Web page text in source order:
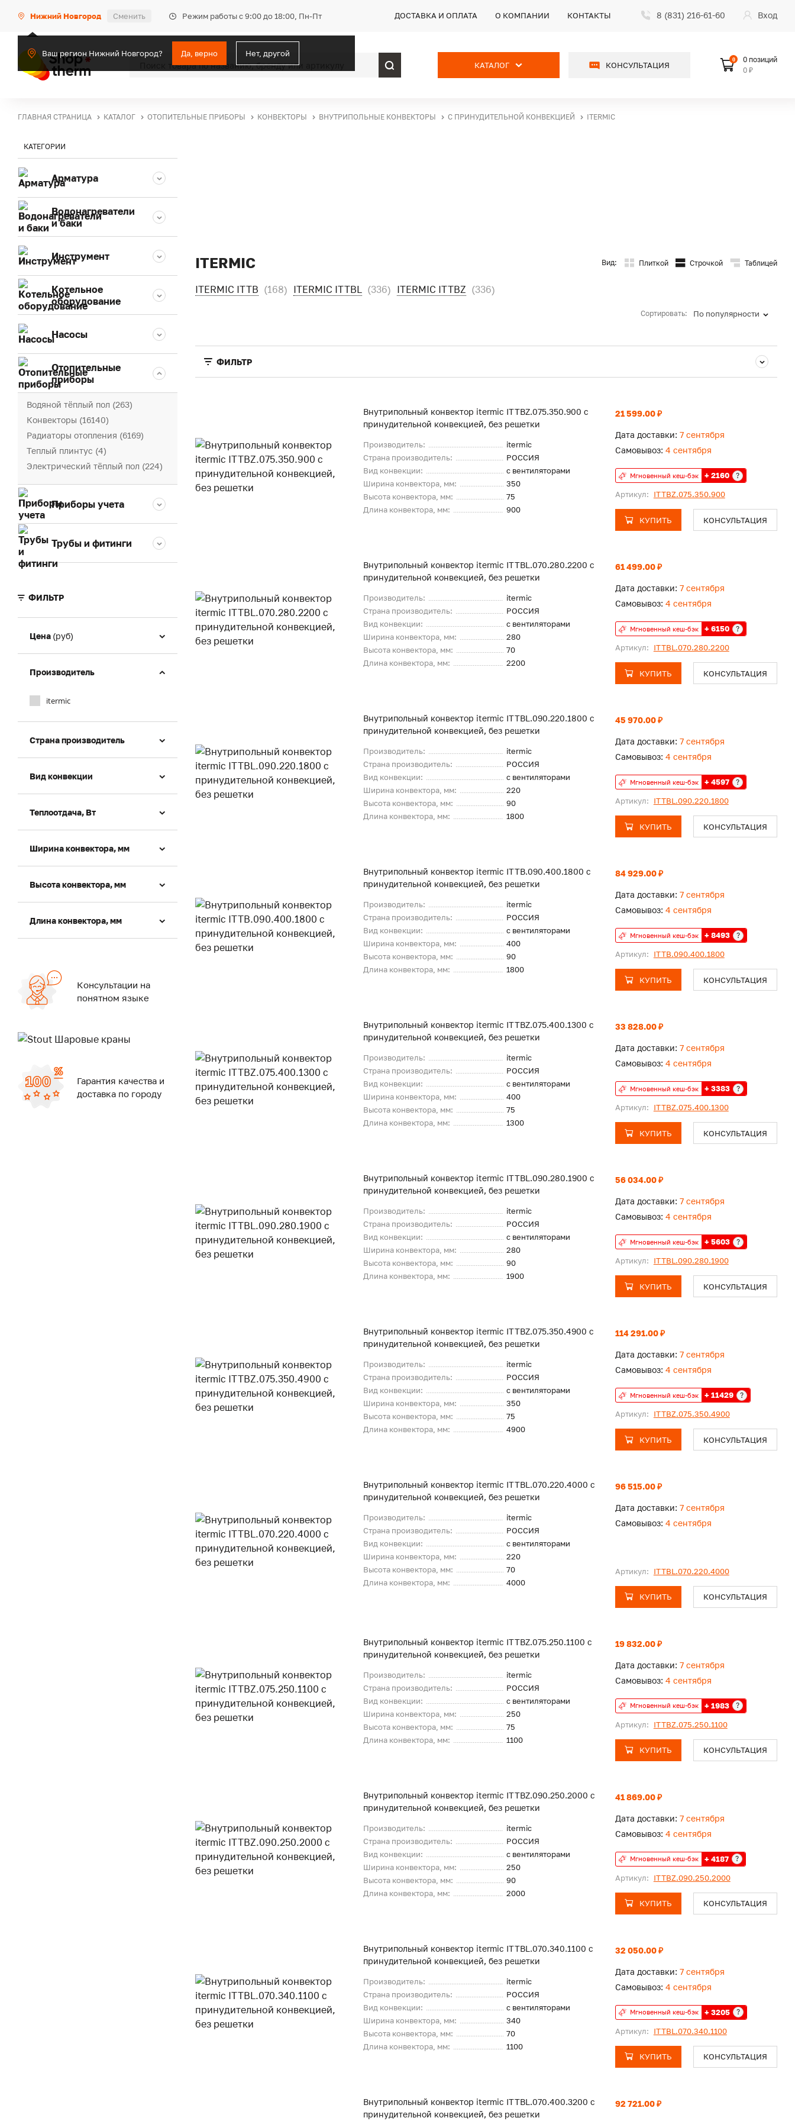
Нижний Новгород Сменить Режим работы с 9:00 до 18:00, Пн-Пт
Ваш регион Нижний Новгород? Да, верно Нет, другой
ДОСТАВКА И ОПЛАТА О КОМПАНИИ КОНТАКТЫ 8 (831) 216-61-60 Вход
КАТАЛОГ КОНСУЛЬТАЦИЯ
0
0 позиций
0 ₽
ГЛАВНАЯ СТРАНИЦА КАТАЛОГ ОТОПИТЕЛЬНЫЕ ПРИБОРЫ КОНВЕКТОРЫ ВНУТРИПОЛЬНЫЕ КОНВЕКТОРЫ С ПРИНУДИТЕЛЬНОЙ КОНВЕКЦИЕЙ ITERMIC
КАТЕГОРИИ
Арматура
Водонагреватели
и баки
Инструмент
Котельное
оборудование
Насосы
Отопительные
приборы
Водяной тёплый пол (263)
Конвекторы (16140)
Радиаторы отопления (6169)
Теплый плинтус (4)
Электрический тёплый пол (224)
Приборы учета
Трубы и фитинги
ФИЛЬТР
Цена (руб)
Производитель
itermic
Страна производитель
Вид конвекции
Теплоотдача, Вт
Ширина конвектора, мм
Высота конвектора, мм
Длина конвектора, мм
Консультации на
понятном языке
Гарантия качества и
доставка по городу
ITERMIC Вид: Плиткой Строчкой Таблицей
ITERMIC ITTB (168) ITERMIC ITTBL (336) ITERMIC ITTBZ (336)
Сортировать: По популярности
ФИЛЬТР
Внутрипольный конвектор itermic ITTBZ.075.350.900 с
принудительной конвекцией, без решетки
Производитель:
itermic
Страна производитель:
РОССИЯ
Вид конвекции:
с вентиляторами
Ширина конвектора, мм:
350
Высота конвектора, мм:
75
Длина конвектора, мм:
900
21 599.00 ₽
Дата доставки: 7 сентября
Самовывоз: 4 сентября
Мгновенный кеш-бэк + 2160 ?
Артикул: ITTBZ.075.350.900
КУПИТЬ КОНСУЛЬТАЦИЯ
Внутрипольный конвектор itermic ITTBL.070.280.2200 с
принудительной конвекцией, без решетки
Производитель:
itermic
Страна производитель:
РОССИЯ
Вид конвекции:
с вентиляторами
Ширина конвектора, мм:
280
Высота конвектора, мм:
70
Длина конвектора, мм:
2200
61 499.00 ₽
Дата доставки: 7 сентября
Самовывоз: 4 сентября
Мгновенный кеш-бэк + 6150 ?
Артикул: ITTBL.070.280.2200
КУПИТЬ КОНСУЛЬТАЦИЯ
Внутрипольный конвектор itermic ITTBL.090.220.1800 с
принудительной конвекцией, без решетки
Производитель:
itermic
Страна производитель:
РОССИЯ
Вид конвекции:
с вентиляторами
Ширина конвектора, мм:
220
Высота конвектора, мм:
90
Длина конвектора, мм:
1800
45 970.00 ₽
Дата доставки: 7 сентября
Самовывоз: 4 сентября
Мгновенный кеш-бэк + 4597 ?
Артикул: ITTBL.090.220.1800
КУПИТЬ КОНСУЛЬТАЦИЯ
Внутрипольный конвектор itermic ITTB.090.400.1800 с
принудительной конвекцией, без решетки
Производитель:
itermic
Страна производитель:
РОССИЯ
Вид конвекции:
с вентиляторами
Ширина конвектора, мм:
400
Высота конвектора, мм:
90
Длина конвектора, мм:
1800
84 929.00 ₽
Дата доставки: 7 сентября
Самовывоз: 4 сентября
Мгновенный кеш-бэк + 8493 ?
Артикул: ITTB.090.400.1800
КУПИТЬ КОНСУЛЬТАЦИЯ
Внутрипольный конвектор itermic ITTBZ.075.400.1300 с
принудительной конвекцией, без решетки
Производитель:
itermic
Страна производитель:
РОССИЯ
Вид конвекции:
с вентиляторами
Ширина конвектора, мм:
400
Высота конвектора, мм:
75
Длина конвектора, мм:
1300
33 828.00 ₽
Дата доставки: 7 сентября
Самовывоз: 4 сентября
Мгновенный кеш-бэк + 3383 ?
Артикул: ITTBZ.075.400.1300
КУПИТЬ КОНСУЛЬТАЦИЯ
Внутрипольный конвектор itermic ITTBL.090.280.1900 с
принудительной конвекцией, без решетки
Производитель:
itermic
Страна производитель:
РОССИЯ
Вид конвекции:
с вентиляторами
Ширина конвектора, мм:
280
Высота конвектора, мм:
90
Длина конвектора, мм:
1900
56 034.00 ₽
Дата доставки: 7 сентября
Самовывоз: 4 сентября
Мгновенный кеш-бэк + 5603 ?
Артикул: ITTBL.090.280.1900
КУПИТЬ КОНСУЛЬТАЦИЯ
Внутрипольный конвектор itermic ITTBZ.075.350.4900 с
принудительной конвекцией, без решетки
Производитель:
itermic
Страна производитель:
РОССИЯ
Вид конвекции:
с вентиляторами
Ширина конвектора, мм:
350
Высота конвектора, мм:
75
Длина конвектора, мм:
4900
114 291.00 ₽
Дата доставки: 7 сентября
Самовывоз: 4 сентября
Мгновенный кеш-бэк + 11429 ?
Артикул: ITTBZ.075.350.4900
КУПИТЬ КОНСУЛЬТАЦИЯ
Внутрипольный конвектор itermic ITTBL.070.220.4000 с
принудительной конвекцией, без решетки
Производитель:
itermic
Страна производитель:
РОССИЯ
Вид конвекции:
с вентиляторами
Ширина конвектора, мм:
220
Высота конвектора, мм:
70
Длина конвектора, мм:
4000
96 515.00 ₽
Дата доставки: 7 сентября
Самовывоз: 4 сентября
Артикул: ITTBL.070.220.4000
КУПИТЬ КОНСУЛЬТАЦИЯ
Внутрипольный конвектор itermic ITTBZ.075.250.1100 с
принудительной конвекцией, без решетки
Производитель:
itermic
Страна производитель:
РОССИЯ
Вид конвекции:
с вентиляторами
Ширина конвектора, мм:
250
Высота конвектора, мм:
75
Длина конвектора, мм:
1100
19 832.00 ₽
Дата доставки: 7 сентября
Самовывоз: 4 сентября
Мгновенный кеш-бэк + 1983 ?
Артикул: ITTBZ.075.250.1100
КУПИТЬ КОНСУЛЬТАЦИЯ
Внутрипольный конвектор itermic ITTBZ.090.250.2000 с
принудительной конвекцией, без решетки
Производитель:
itermic
Страна производитель:
РОССИЯ
Вид конвекции:
с вентиляторами
Ширина конвектора, мм:
250
Высота конвектора, мм:
90
Длина конвектора, мм:
2000
41 869.00 ₽
Дата доставки: 7 сентября
Самовывоз: 4 сентября
Мгновенный кеш-бэк + 4187 ?
Артикул: ITTBZ.090.250.2000
КУПИТЬ КОНСУЛЬТАЦИЯ
Внутрипольный конвектор itermic ITTBL.070.340.1100 с
принудительной конвекцией, без решетки
Производитель:
itermic
Страна производитель:
РОССИЯ
Вид конвекции:
с вентиляторами
Ширина конвектора, мм:
340
Высота конвектора, мм:
70
Длина конвектора, мм:
1100
32 050.00 ₽
Дата доставки: 7 сентября
Самовывоз: 4 сентября
Мгновенный кеш-бэк + 3205 ?
Артикул: ITTBL.070.340.1100
КУПИТЬ КОНСУЛЬТАЦИЯ
Внутрипольный конвектор itermic ITTBL.070.400.3200 с
принудительной конвекцией, без решетки
92 721.00 ₽